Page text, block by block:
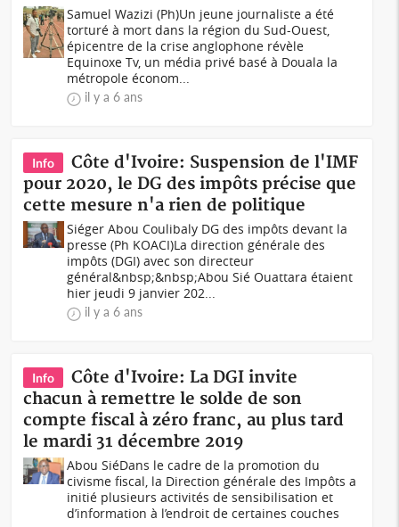
Samuel Wazizi (Ph)Un jeune journaliste a été
torturé à mort dans la région du Sud-Ouest,
épicentre de la crise anglophone révèle
Equinoxe Tv, un média privé basé à Douala la
métropole économ...
il y a 6 ans
Info
Côte d'Ivoire: Suspension de l'IMF
pour 2020, le DG des impôts précise que
cette mesure n'a rien de politique
Siéger Abou Coulibaly DG des impôts devant la
presse (Ph KOACI)La direction générale des
impôts (DGI) avec son directeur
général&nbsp;&nbsp;Abou Sié Ouattara étaient
hier jeudi 9 janvier 202...
il y a 6 ans
Info
Côte d'Ivoire: La DGI invite
chacun à remettre le solde de son
compte fiscal à zéro franc, au plus tard
le mardi 31 décembre 2019
Abou SiéDans le cadre de la promotion du
civisme fiscal, la Direction générale des Impôts a
initié plusieurs activités de sensibilisation et
d’information à l’endroit de certaines couches